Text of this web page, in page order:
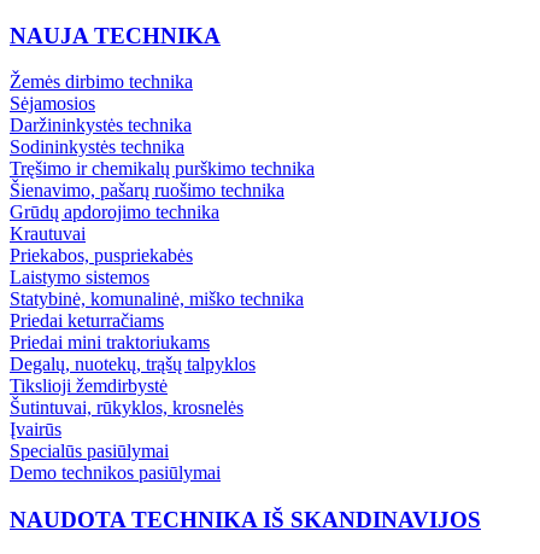
NAUJA TECHNIKA
Žemės dirbimo technika
Sėjamosios
Daržininkystės technika
Sodininkystės technika
Tręšimo ir chemikalų purškimo technika
Šienavimo, pašarų ruošimo technika
Grūdų apdorojimo technika
Krautuvai
Priekabos, puspriekabės
Laistymo sistemos
Statybinė, komunalinė, miško technika
Priedai keturračiams
Priedai mini traktoriukams
Degalų, nuotekų, trąšų talpyklos
Tikslioji žemdirbystė
Šutintuvai, rūkyklos, krosnelės
Įvairūs
Specialūs pasiūlymai
Demo technikos pasiūlymai
NAUDOTA TECHNIKA IŠ SKANDINAVIJOS